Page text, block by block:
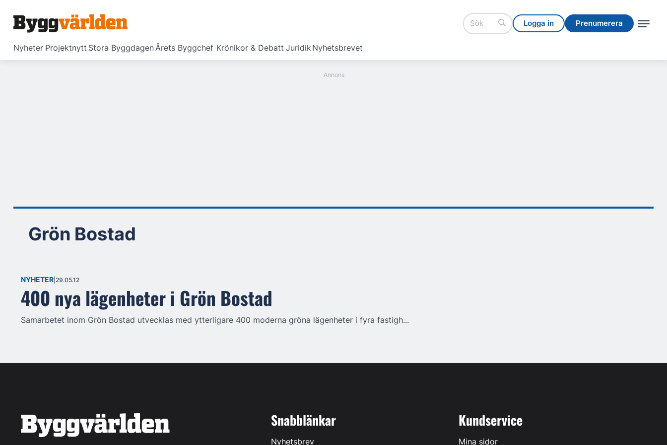
Logga in Prenumerera
Nyheter Projektnytt Stora ByggdagenÅrets Byggchef Krönikor & Debatt JuridikNyhetsbrevet
Logga in Prenumerera
Grön Bostad
NYHETER 29.05.12
400 nya lägenheter i Grön Bostad
Samarbetet inom Grön Bostad utvecklas med ytterligare 400 moderna gröna lägenheter i fyra fastigh...
Snabblänkar
Nyhetsbrev
Kundservice
Mina sidor